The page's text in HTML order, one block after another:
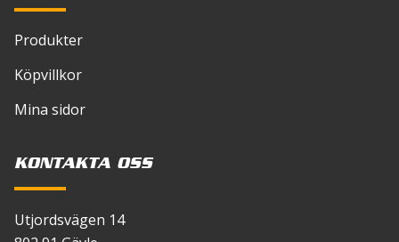
Produkter
Köpvillkor
Mina sidor
KONTAKTA OSS
Utjordsvägen 14